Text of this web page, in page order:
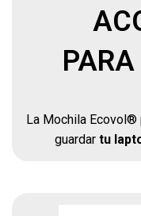
La Mochila Ecovol®
guardar tu